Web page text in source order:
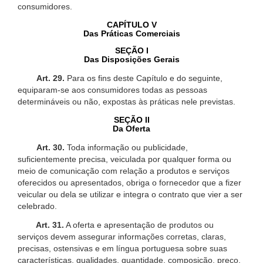
consumidores.
CAPÍTULO V
Das Práticas Comerciais
SEÇÃO I
Das Disposições Gerais
Art. 29. Para os fins deste Capítulo e do seguinte,
equiparam-se aos consumidores todas as pessoas
determináveis ou não, expostas às práticas nele previstas.
SEÇÃO II
Da Oferta
Art. 30. Toda informação ou publicidade,
suficientemente precisa, veiculada por qualquer forma ou
meio de comunicação com relação a produtos e serviços
oferecidos ou apresentados, obriga o fornecedor que a fizer
veicular ou dela se utilizar e integra o contrato que vier a ser
celebrado.
Art. 31. A oferta e apresentação de produtos ou
serviços devem assegurar informações corretas, claras,
precisas, ostensivas e em língua portuguesa sobre suas
características, qualidades, quantidade, composição, preço,